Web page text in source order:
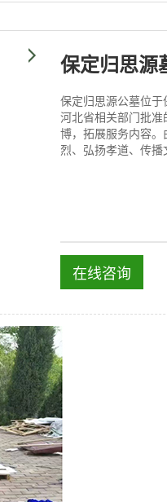
保定归思源
保定归思源公墓位
河北省相关部门批
博，拓展服务内容
烈、弘扬孝道、传播
在线咨询